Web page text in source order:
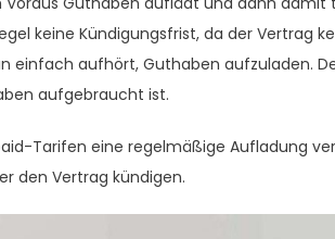
keine Kündigungsfrist, da der Vertrag
einfach aufhört, Guthaben aufzuladen.
aufgebraucht ist.
Tarifen eine regelmäßige Aufladung
den Vertrag kündigen.